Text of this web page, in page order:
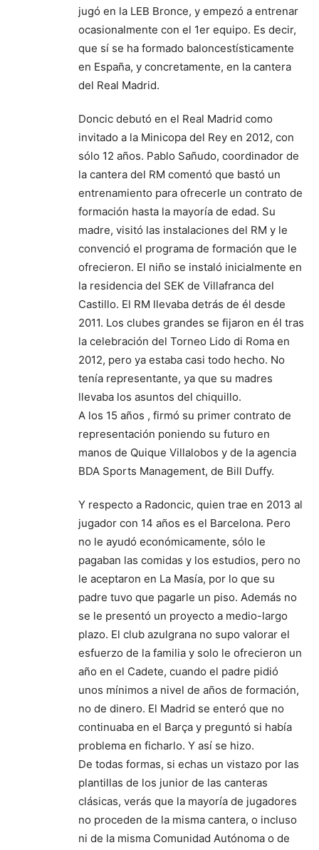
jugó en la LEB Bronce, y empezó a entrenar
ocasionalmente con el 1er equipo. Es decir,
que sí se ha formado baloncestísticamente
en España, y concretamente, en la cantera
del Real Madrid.
Doncic debutó en el Real Madrid como
invitado a la Minicopa del Rey en 2012, con
sólo 12 años. Pablo Sañudo, coordinador de
la cantera del RM comentó que bastó un
entrenamiento para ofrecerle un contrato de
formación hasta la mayoría de edad. Su
madre, visitó las instalaciones del RM y le
convenció el programa de formación que le
ofrecieron. El niño se instaló inicialmente en
la residencia del SEK de Villafranca del
Castillo. El RM llevaba detrás de él desde
2011. Los clubes grandes se fijaron en él tras
la celebración del Torneo Lido di Roma en
2012, pero ya estaba casi todo hecho. No
tenía representante, ya que su madres
llevaba los asuntos del chiquillo.
A los 15 años , firmó su primer contrato de
representación poniendo su futuro en
manos de Quique Villalobos y de la agencia
BDA Sports Management, de Bill Duffy.
Y respecto a Radoncic, quien trae en 2013 al
jugador con 14 años es el Barcelona. Pero
no le ayudó económicamente, sólo le
pagaban las comidas y los estudios, pero no
le aceptaron en La Masía, por lo que su
padre tuvo que pagarle un piso. Además no
se le presentó un proyecto a medio-largo
plazo. El club azulgrana no supo valorar el
esfuerzo de la familia y solo le ofrecieron un
año en el Cadete, cuando el padre pidió
unos mínimos a nivel de años de formación,
no de dinero. El Madrid se enteró que no
continuaba en el Barça y preguntó si había
problema en ficharlo. Y así se hizo.
De todas formas, si echas un vistazo por las
plantillas de los junior de las canteras
clásicas, verás que la mayoría de jugadores
no proceden de la misma cantera, o incluso
ni de la misma Comunidad Autónoma o de